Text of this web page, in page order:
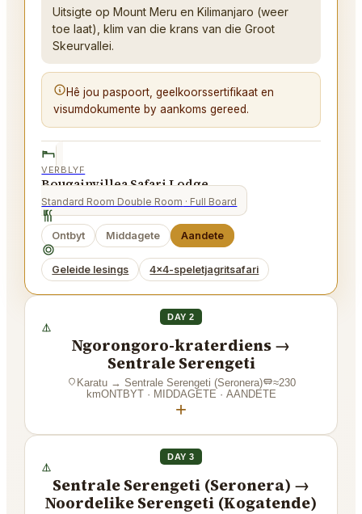
Uitsigte op Mount Meru en Kilimanjaro (weer
toe laat), klim van die krans van die Groot
Skeurvallei.
Hê jou paspoort, geelkoorssertifikaat en
visumdokumente by aankoms gereed.
VERBLYF
Bougainvillea Safari Lodge
Standard Room Double Room · Full Board
Ontbyt Middagete Aandete
Geleide lesings 4x4-speletjagritsafari
DAY 2
Ngorongoro-kraterdiens →
Sentrale Serengeti
Karatu→ Sentrale Serengeti (Seronera) ≈230
kmONTBYT · MIDDAGETE · AANDETE
+
DAY 3
Sentrale Serengeti (Seronera) →
Noordelike Serengeti (Kogatende)